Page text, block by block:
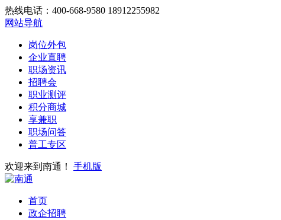
热线电话：400-668-9580 18912255982
网站导航
岗位外包
企业直聘
职场资讯
招聘会
职业测评
积分商城
享兼职
职场问答
普工专区
欢迎来到南通！ 手机版
首页
政企招聘